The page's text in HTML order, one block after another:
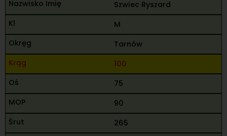
Szwiec Ryszard
M
Tarnów
100
75
90
265